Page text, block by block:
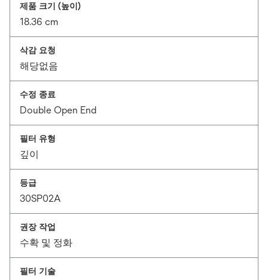
제품 크기 (높이)
18.36 cm
삭감 요청
해당없음
수정 종료
Double Open End
필터 유형
깊이
등급
30SP02A
권장 작업
수확 및 정화
필터 기술